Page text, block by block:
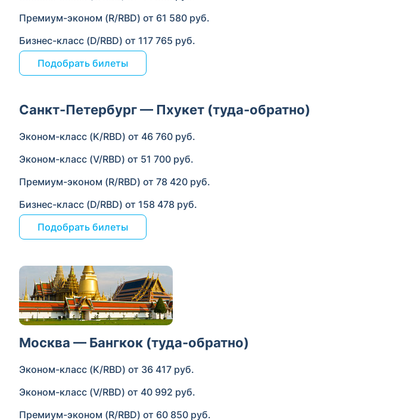
Премиум-эконом (R/RBD) от 61 580 руб.
Бизнес-класс (D/RBD) от 117 765 руб.
Подобрать билеты
Санкт-Петербург — Пхукет (туда-обратно)
Эконом-класс (K/RBD) от 46 760 руб.
Эконом-класс (V/RBD) от 51 700 руб.
Премиум-эконом (R/RBD) от 78 420 руб.
Бизнес-класс (D/RBD) от 158 478 руб.
Подобрать билеты
Москва — Бангкок (туда-обратно)
Эконом-класс (K/RBD) от 36 417 руб.
Эконом-класс (V/RBD) от 40 992 руб.
Премиум-эконом (R/RBD) от 60 850 руб.